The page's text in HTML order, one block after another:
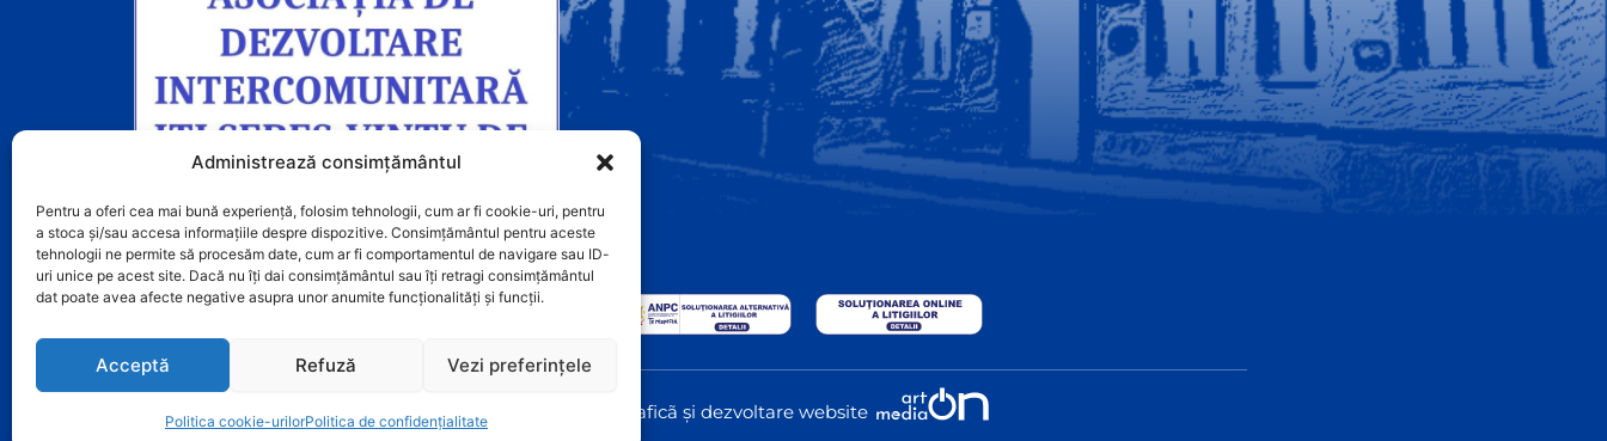
Administrează consimțământul
Pentru a oferi cea mai bună experiență, folosim tehnologii, cum ar fi cookie-uri, pentru
a stoca și/sau accesa informațiile despre dispozitive. Consimțământul pentru aceste
tehnologii ne permite să procesăm date, cum ar fi comportamentul de navigare sau ID-
uri unice pe acest site. Dacă nu îți dai consimțământul sau îți retragi consimțământul
dat poate avea afecte negative asupra unor anumite funcționalități și funcții.
Acceptă Refuză Vezi preferințele
Politica cookie-urilorPolitica de confidențialitate Graficã și dezvoltare website